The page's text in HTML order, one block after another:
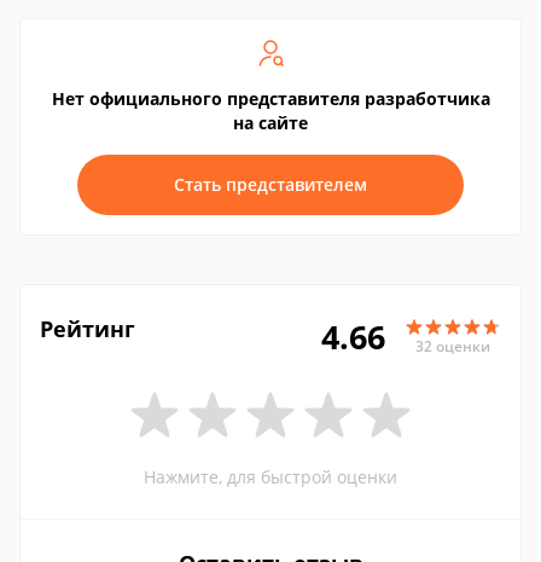
Нет официального представителя разработчика
на сайте
Стать представителем
Рейтинг 4.66 32 оценки
Нажмите, для быстрой оценки